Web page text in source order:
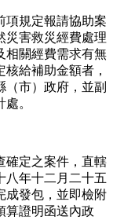
項規定報請協助案
災害救災經費處理
相關經費需求有無
給補助金額者，
（市）政府，並副
。
確定之案件，直轄
八年十二月二十五
成發包，並即檢附
算證明函送內政